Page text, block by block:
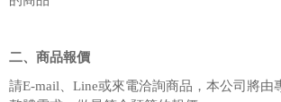
二、商品報價
請E-mail、Line或來電洽詢商品，本公司將由